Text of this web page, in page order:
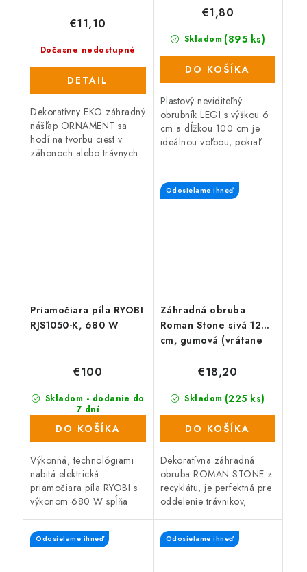
Dočasne nedostupné
€11,10
DETAIL
Dekoratívny EKO záhradný
nášľap ORNAMENT sa
hodí na tvorbu ciest v
záhonoch alebo trávnych
Skladom (895 ks)
€1,80
DO KOŠÍKA
Plastový neviditeľný
obrubník LEGI s výškou 6
cm a dĺžkou 100 cm je
ideálnou voľbou, pokiaľ
trávnik, zakončiť
zatrávňovacie tvárnice a
okraje zámkovej...
Priamočiara píla RYOBI
RJS1050-K, 680 W
Skladom - dodanie do
7 dní
(499 ks)
€100
DO KOŠÍKA
Výkonná, technológiami
nabitá elektrická
priamočiara píla RYOBI s
výkonom 680 W spĺňa
remeselníkov a domácich
majstrov na kvalitu a
Záhradná obruba
Roman Stone sivá 120
cm, gumová (vrátane
Odosielame ihneď
Skladom (225 ks)
€18,20
DO KOŠÍKA
Dekoratívna záhradná
obruba ROMAN STONE z
recyklátu, je perfektná pre
oddelenie trávnikov,
alebo miest na odpočinok
na záhrade. Pružný,
Odosielame ihneď Odosielame ihneď